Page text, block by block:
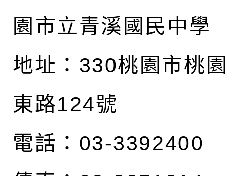
園市立青溪國民中學
地址： 330桃園市桃
東路124號
電話：03-3392400